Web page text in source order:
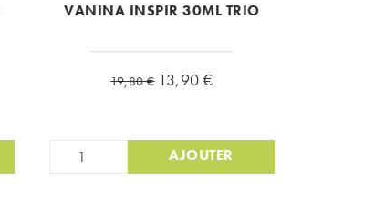
VANINA INSPIR 30ML TRIO
Prix de base
19,80 € Prix
13,90 €
AJOUTER